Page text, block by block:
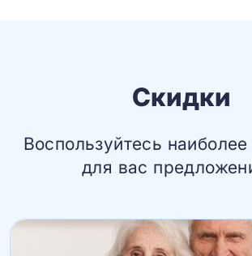
Скидки
Воспользуйтесь
для вас